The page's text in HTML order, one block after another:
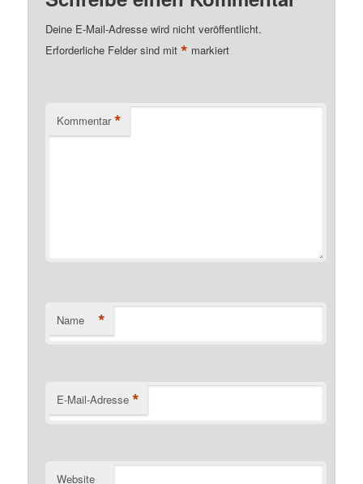
Deine E-Mail-Adresse wird nicht veröffentlicht.
Erforderliche Felder sind mit* markiert
Kommentar *
Name *
E-Mail-Adresse *
Website